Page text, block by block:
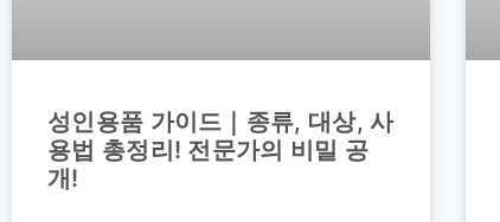
성인용품 가이드｜종류, 대상, 사
용법 총정리! 전문가의 비밀 공
개!